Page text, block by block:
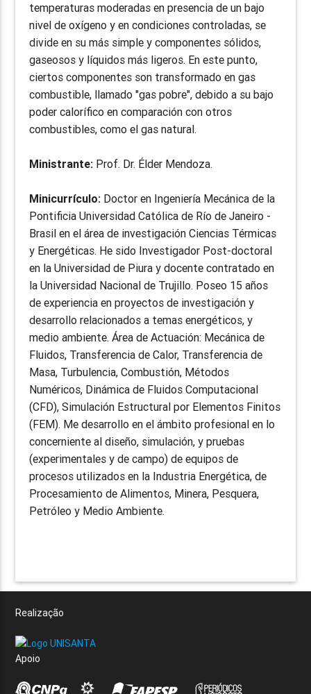
temperaturas moderadas en presencia de un bajo
nivel de oxígeno y en condiciones controladas, se
divide en su más simple y componentes sólidos,
gaseosos y líquidos más ligeros. En este punto,
ciertos componentes son transformado en gas
combustible, llamado "gas pobre", debido a su bajo
poder calorífico en comparación con otros
combustibles, como el gas natural.
Ministrante: Prof. Dr. Élder Mendoza.
Minicurrículo: Doctor en Ingeniería Mecánica de la
Pontificia Universidad Católica de Río de Janeiro -
Brasil en el área de investigación Ciencias Térmicas
y Energéticas. He sido Investigador Post-doctoral
en la Universidad de Piura y docente contratado en
la Universidad Nacional de Trujillo. Poseo 15 años
de experiencia en proyectos de investigación y
desarrollo relacionados a temas energéticos, y
medio ambiente. Área de Actuación: Mecánica de
Fluidos, Transferencia de Calor, Transferencia de
Masa, Turbulencia, Combustión, Métodos
Numéricos, Dinámica de Fluidos Computacional
(CFD), Simulación Estructural por Elementos Finitos
(FEM). Me desarrollo en el ámbito profesional en lo
concerniente al diseño, simulación, y pruebas
(experimentales y de campo) de equipos de
procesos utilizados en la Industria Energética, de
Procesamiento de Alimentos, Minera, Pesquera,
Petróleo y Medio Ambiente.
Realização
Apoio